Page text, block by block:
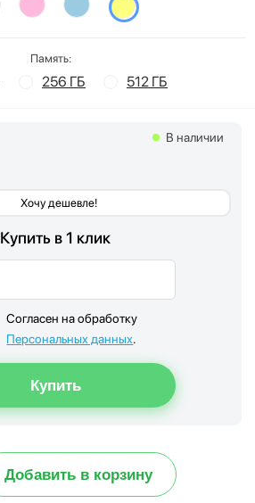
Память:
256 ГБ 512 ГБ
Хочу дешевле!
В наличии
Купить в 1 клик
Согласен на обработку
Персональных данных.
Добавить в корзину